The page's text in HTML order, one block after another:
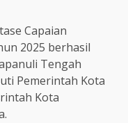
Capaian
2025 berhasil
Tengah
Pemerintah Kota
Kota